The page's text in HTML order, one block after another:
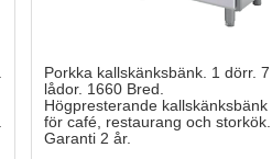
Porkka kallskänksbänk. 1 dörr. 7
lådor. 1660 Bred.
Högpresterande kallskänksbänk
för café, restaurang och storkök.
Garanti 2 år.